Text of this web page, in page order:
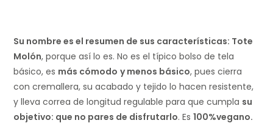
Su nombre es el resumen de sus características: Tote
Molón, porque así lo es. No es el típico bolso de tela
básico, es más cómodo y menos básico, pues cierra
con cremallera, su acabado y tejido lo hacen resistente,
y lleva correa de longitud regulable para que cumpla su
objetivo: que no pares de disfrutarlo. Es100%vegano.